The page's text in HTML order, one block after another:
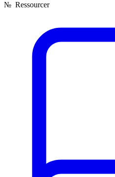
№ Ressourcer